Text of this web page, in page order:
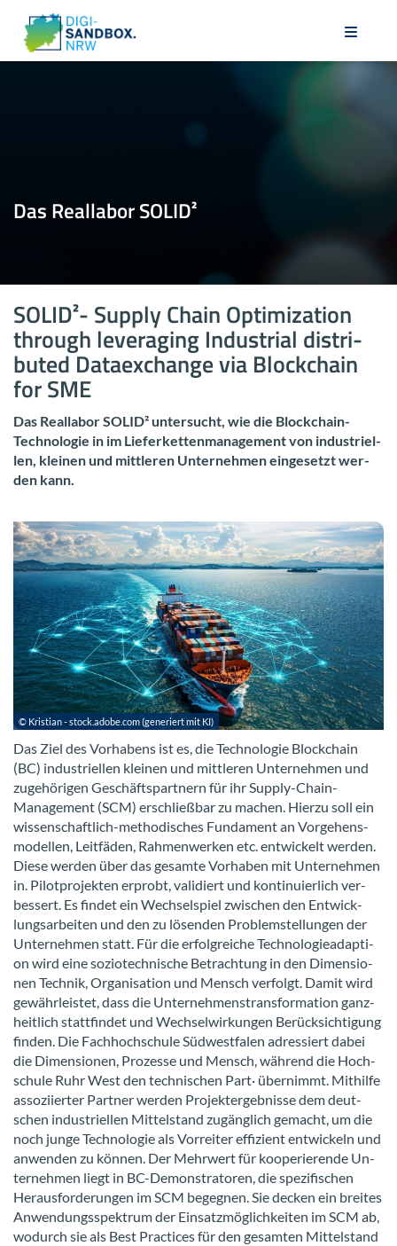
Das Re­al­la­bor SOLID²
SOLID²- Sup­ply Chain Op­ti­miza­ti­on
th­rough le­ver­aging In­dus­tri­al dis­tri­
bu­t­ed Da­ta­e­xchan­ge via Block­chain
for SME
Das Re­al­la­bor SOLID² un­ter­sucht, wie die Blockchain-​
Technologie in im Lie­fer­ket­ten­ma­nage­ment von in­dus­tri­el­
len, klei­nen und mitt­le­ren Un­ter­neh­men ein­ge­setzt wer­
den kann.
© Kris­ti­an - stock.adobe.com (ge­ne­riert mit KI)
Das Ziel des Vor­ha­bens ist es, die Tech­no­lo­gie Block­chain
(BC) in­dus­tri­el­len klei­nen und mitt­le­ren Un­ter­neh­men und
zu­ge­hö­ri­gen Ge­schäfts­part­nern für ihr Supply-​Chain-
Management (SCM) er­schließ­bar zu ma­chen. Hier­zu soll ein
wissenschaftlich-​methodisches Fun­da­ment an Vor­ge­hens­
mo­del­len, Leit­fä­den, Rah­men­wer­ken etc. ent­wi­ckelt wer­den.
Diese wer­den über das ge­sam­te Vor­ha­ben mit Un­ter­neh­men
in. Pi­lot­pro­jek­ten er­probt, va­li­diert und kon­ti­nu­ier­lich ver­
bes­sert. Es fin­det ein Wech­sel­spiel zwi­schen den Ent­wick­
lungs­ar­bei­ten und den zu lö­sen­den Pro­blem­stel­lun­gen der
Un­ter­neh­men statt. Für die er­folg­rei­che Tech­no­lo­gie­ad­ap­ti­
on wird eine so­zio­tech­ni­sche Be­trach­tung in den Di­men­sio­
nen Tech­nik, Or­ga­ni­sa­ti­on und Mensch ver­folgt. Damit wird
ge­währ­leis­tet, dass die Un­ter­neh­mens­trans­for­ma­ti­on ganz­
heit­lich statt­fin­det und Wech­sel­wir­kun­gen Be­rück­sich­ti­gung
fin­den. Die Fach­hoch­schu­le Süd­west­fa­len adres­siert dabei
die Di­men­sio­nen, Pro­zes­se und Mensch, wäh­rend die Hoch­
schu­le Ruhr West den tech­ni­schen Part· über­nimmt. Mit­hil­fe
as­so­zi­ier­ter Part­ner wer­den Pro­jekt­er­geb­nis­se dem deut­
schen in­dus­tri­el­len Mit­tel­stand zu­gäng­lich ge­macht, um die
noch junge Tech­no­lo­gie als Vor­rei­ter ef­fi­zi­ent ent­wi­ckeln und
an­wen­den zu kön­nen. Der Mehr­wert für ko­ope­rie­ren­de Un­
ter­neh­men liegt in BC-​Demonstratoren, die spe­zi­fi­schen
Her­aus­for­de­run­gen im SCM be­geg­nen. Sie de­cken ein brei­tes
An­wen­dungs­spek­trum der Ein­satz­mög­lich­kei­ten im SCM ab,
wo­durch sie als Best Prac­ti­ces für den ge­sam­ten Mit­tel­stand